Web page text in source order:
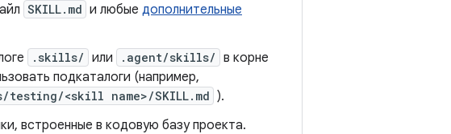
SKILL.md и любые дополнительные
.skills/ или .agent/skills/ в корне
подкаталоги (например,
<skill name>/SKILL.md ).
встроенные в кодовую базу проекта.